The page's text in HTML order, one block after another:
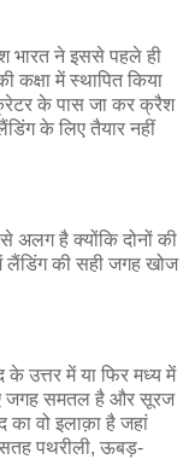
भारत ने इससे पहले ही
कक्षा में स्थापित किया
के पास जा कर क्रैश
के लिए तैयार नहीं
अलग है क्योंकि दोनों की
लैंडिंग की सही जगह खोज
उत्तर में या फिर मध्य में
जगह समतल है और सूरज
का वो इलाक़ा है जहां
सतह पथरीली, ऊबड़-